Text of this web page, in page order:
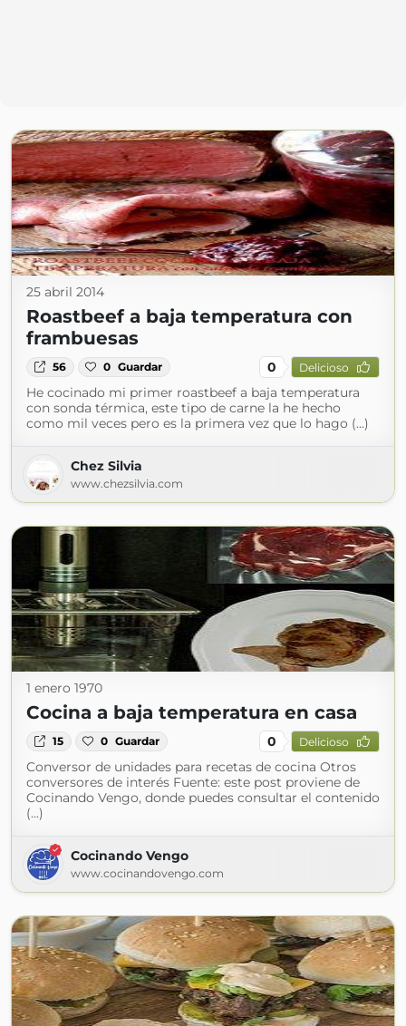
25 abril 2014
Roastbeef a baja temperatura con
frambuesas
56 0 Guardar 0 Delicioso
He cocinado mi primer roastbeef a baja temperatura
con sonda térmica, este tipo de carne la he hecho
como mil veces pero es la primera vez que lo hago (...)
Chez Silvia
www.chezsilvia.com
1 enero 1970
Cocina a baja temperatura en casa
15 0 Guardar 0 Delicioso
Conversor de unidades para recetas de cocina Otros
conversores de interés Fuente: este post proviene de
Cocinando Vengo, donde puedes consultar el contenido
(...)
Cocinando Vengo
www.cocinandovengo.com